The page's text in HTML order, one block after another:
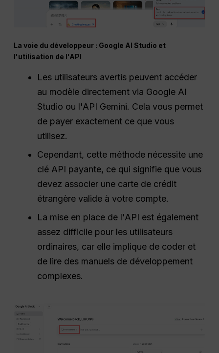
La voie du développeur : Google AI Studio et
l'utilisation de l'API
Les utilisateurs avertis peuvent accéder
au modèle directement via Google AI
Studio ou l'API Gemini. Cela vous permet
de payer exactement ce que vous
utilisez.
Cependant, cette méthode nécessite une
clé API payante, ce qui signifie que vous
devez associer une carte de crédit
étrangère valide à votre compte.
La mise en place de l'API est également
assez difficile pour les utilisateurs
ordinaires, car elle implique de coder et
de lire des manuels de développement
complexes.